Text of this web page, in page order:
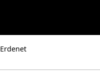
Erdenet